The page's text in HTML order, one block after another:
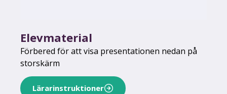
Elevmaterial
Förbered för att visa presentationen nedan på
storskärm
Lärarinstruktioner